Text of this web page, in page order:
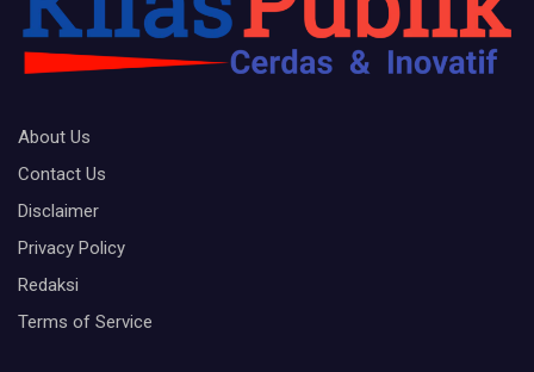
About Us
Contact Us
Disclaimer
Privacy Policy
Redaksi
Terms of Service